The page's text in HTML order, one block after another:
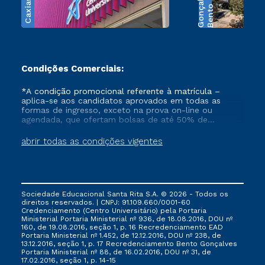
B
e
n
t
o
G
o
n
ç
a
l
v
e
Condições Comerciais:
abrir todas as condições vigentes
*A condição promocional referente à matrícula –
aplica-se aos candidatos aprovados em todas as
formas de ingresso, exceto na prova on-line ou
agendada, que ofertam bolsas de até 50% de
que ainda não tenham efetivado e/ou não tenham
cancelado ou trancado sua matrícula em uma das
FIES, Prouni e outros programas governamentais, e
não se acumula com nenhuma outra campanha
ofertada pela Instituição.
Sociedade Educacional Santa Rita S.A. © 2026 - Todos os
direitos reservados. | CNPJ: 91.109.660/0001-60
Credenciamento (Centro Universitário) pela Portaria
Ministerial Portaria Ministerial nº 936, de 18.08.2016, DOU nº
160, de 19.08.2016, seção 1, p. 16 Recredenciamento EAD
Portaria Ministerial nº 1.452, de 12.12.2016, DOU nº 238, de
13.12.2016, seção 1, p. 17 Recredenciamento Bento Gonçalves
Portaria Ministerial nº 88, de 16.02.2016, DOU nº 31, de
17.02.2016, seção 1, p. 14-15